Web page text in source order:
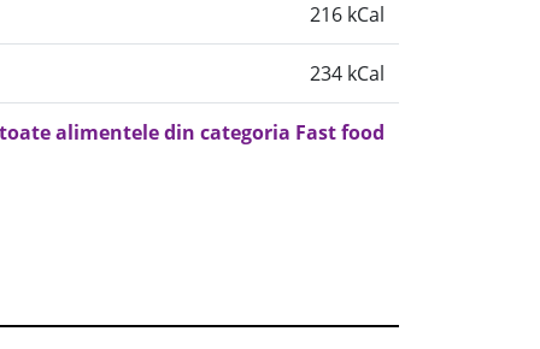
216 kCal
234 kCal
alimentele din categoria Fast food